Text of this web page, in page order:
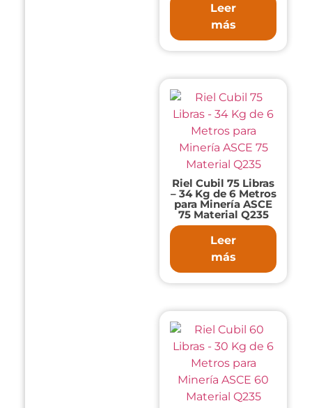
Leer
más
Riel Cubil 75 Libras
– 34 Kg de 6 Metros
para Minería ASCE
75 Material Q235
Leer
más